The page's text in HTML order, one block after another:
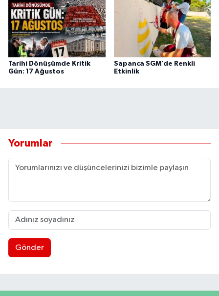
Tarihi Dönüşümde Kritik
Gün: 17 Ağustos
Sapanca SGM’de Renkli
Etkinlik
Yorumlar
Gönder